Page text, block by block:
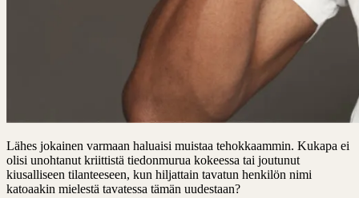
Lähes jokainen varmaan haluaisi muistaa tehokkaammin. Kukapa ei
olisi unohtanut kriittistä tiedonmurua kokeessa tai joutunut
kiusalliseen tilanteeseen, kun hiljattain tavatun henkilön nimi
katoaakin mielestä tavatessa tämän uudestaan?